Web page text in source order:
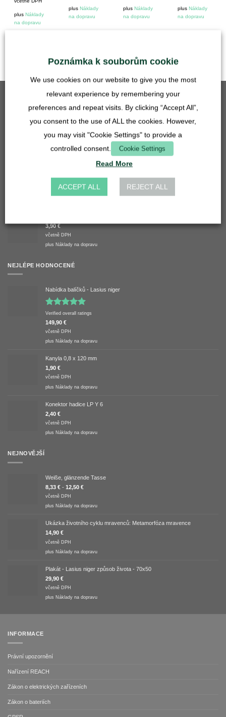
plus Náklady
na dopravu
plus Náklady
na dopravu
plus Náklady
na dopravu
plusNáklady
na dopravu
Mřížková vložka - 50 mm - nerezová ocel
5,90 €
4,90€
včetně DPH
3,90€
včetně DPH
plus Náklady na dopravu
NEJLÉPE HODNOCENÉ
Nabídka balíčků - Lasius niger
Hodnocení
5.00z 5
Verified overall ratings
149,90 €
včetně DPH
plus Náklady na dopravu
Kanyla 0,8 x 120 mm
1,90 €
včetně DPH
plus Náklady na dopravu
Konektor hadice LP Y 6
2,40 €
včetně DPH
plus Náklady na dopravu
NEJNOVĚJŠÍ
Weiße, glänzende Tasse
8,33 € - 12,50 €
včetně DPH
plus Náklady na dopravu
Ukázka životního cyklu mravenců: Metamorfóza mravence
14,90 €
včetně DPH
plus Náklady na dopravu
Plakát - Lasius niger způsob života - 70x50
29,90 €
včetně DPH
plus Náklady na dopravu
INFORMACE
Právní upozornění
Nařízení REACH
Zákon o elektrických zařízeních
Zákon o bateriích
Poznámka k souborům cookie
We use cookies on our website to give you the most
relevant experience by remembering your
preferences and repeat visits. By clicking “Accept All”,
you consent to the use of ALL the cookies. However,
you may visit "Cookie Settings" to provide a
controlled consent.
Cookie Settings
Read More
ACCEPT ALL REJECT ALL